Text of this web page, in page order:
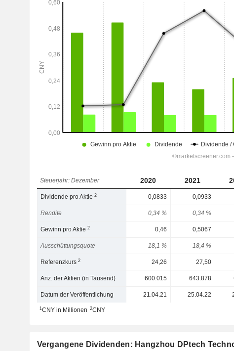
Steuerjahr: Dezember 2020 2021
Dividende pro Aktie2 0,0833 0,0933
Rendite 0,34 % 0,34 %
Gewinn pro Aktie2 0,46 0,5067
Ausschüttungsquote 18,1 % 18,4 %
Referenzkurs2 24,26 27,50
Anz. der Aktien (in Tausend) 600.015 643.878
Datum der Veröffentlichung 21.04.21 25.04.22
1CNY in Millionen 2CNY
Vergangene Dividenden: Hangzhou DPtech